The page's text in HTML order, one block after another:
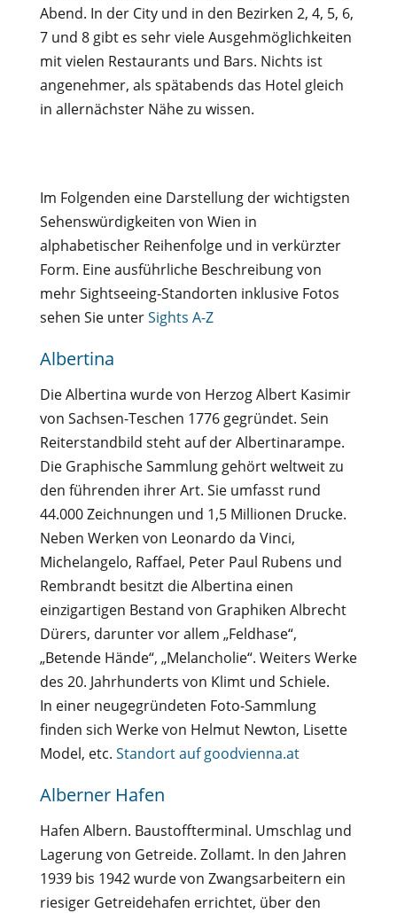
Abend. In der City und in den Bezirken 2, 4, 5, 6,
7 und 8 gibt es sehr viele Ausgehmöglichkeiten
mit vielen Restaurants und Bars. Nichts ist
angenehmer, als spätabends das Hotel gleich
in allernächster Nähe zu wissen.
Im Folgenden eine Darstellung der wichtigsten
Sehenswürdigkeiten von Wien in
alphabetischer Reihenfolge und in verkürzter
Form. Eine ausführliche Beschreibung von
mehr Sightseeing-Standorten inklusive Fotos
sehen Sie unterSights A-Z
Albertina
Die Albertina wurde von Herzog Albert Kasimir
von Sachsen-Teschen 1776 gegründet. Sein
Reiterstandbild steht auf der Albertinarampe.
Die Graphische Sammlung gehört weltweit zu
den führenden ihrer Art. Sie umfasst rund
44.000 Zeichnungen und 1,5 Millionen Drucke.
Neben Werken von Leonardo da Vinci,
Michelangelo, Raffael, Peter Paul Rubens und
Rembrandt besitzt die Albertina einen
einzigartigen Bestand von Graphiken Albrecht
Dürers, darunter vor allem „Feldhase“,
„Betende Hände“, „Melancholie“. Weiters Werke
des 20. Jahrhunderts von Klimt und Schiele.
In einer neugegründeten Foto-Sammlung
finden sich Werke von Helmut Newton, Lisette
Model, etc. Standort auf goodvienna.at
Alberner Hafen
Hafen Albern. Baustoffterminal. Umschlag und
Lagerung von Getreide. Zollamt. In den Jahren
1939 bis 1942 wurde von Zwangsarbeitern ein
riesiger Getreidehafen errichtet, über den